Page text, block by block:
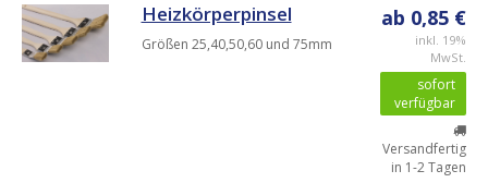
Heizkörperpinsel
Größen 25,40,50,60 und 75mm
ab 0,85 €
inkl. 19%
MwSt.
sofort
verfügbar
Versandfertig
in 1-2 Tagen